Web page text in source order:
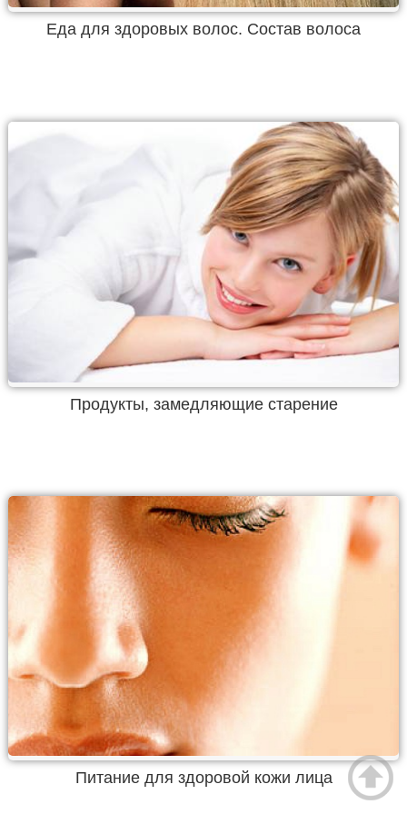
Еда для здоровых волос. Состав волоса
Продукты, замедляющие старение
Питание для здоровой кожи лица